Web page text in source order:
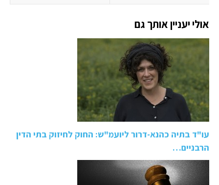
אולי יעניין אותך גם
עו"ד בתיה כהנא-דרור ליועמ"ש: החוק לחיזוק בתי הדין
הרבניים…